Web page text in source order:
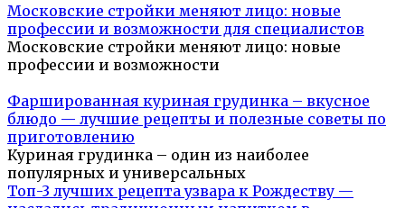
Московские стройки меняют лицо: новые
профессии и возможности для специалистов
Московские стройки меняют лицо: новые
профессии и возможности
Фаршированная куриная грудинка – вкусное
блюдо — лучшие рецепты и полезные советы по
приготовлению
Куриная грудинка – один из наиболее
популярных и универсальных
Топ-3 лучших рецепта узвара к Рождеству —